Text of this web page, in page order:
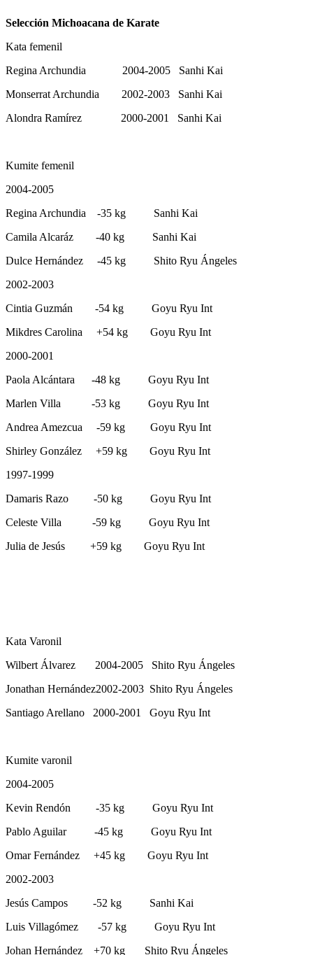
Selección Michoacana de Karate
Kata femenil
Regina Archundia 2004-2005 Sanhi Kai
Monserrat Archundia 2002-2003 Sanhi Kai
Alondra Ramírez 2000-2001 Sanhi Kai
Kumite femenil
2004-2005
Regina Archundia -35 kg Sanhi Kai
Camila Alcaráz -40 kg Sanhi Kai
Dulce Hernández -45 kg Shito Ryu Ángeles
2002-2003
Cintia Guzmán -54 kg Goyu Ryu Int
Mikdres Carolina +54 kg Goyu Ryu Int
2000-2001
Paola Alcántara -48 kg Goyu Ryu Int
Marlen Villa -53 kg Goyu Ryu Int
Andrea Amezcua -59 kg Goyu Ryu Int
Shirley González +59 kg Goyu Ryu Int
1997-1999
Damaris Razo -50 kg Goyu Ryu Int
Celeste Villa -59 kg Goyu Ryu Int
Julia de Jesús +59 kg Goyu Ryu Int
Kata Varonil
Wilbert Álvarez 2004-2005 Shito Ryu Ángeles
Jonathan Hernández2002-2003 Shito Ryu Ángeles
Santiago Arellano 2000-2001 Goyu Ryu Int
Kumite varonil
2004-2005
Kevin Rendón -35 kg Goyu Ryu Int
Pablo Aguilar -45 kg Goyu Ryu Int
Omar Fernández +45 kg Goyu Ryu Int
2002-2003
Jesús Campos -52 kg Sanhi Kai
Luis Villagómez -57 kg Goyu Ryu Int
Johan Hernández +70 kg Shito Ryu Ángeles